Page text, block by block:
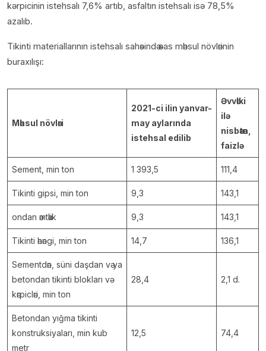
kərpicinin istehsalı 7,6% artıb, asfaltın istehsalı isə 78,5%
azalıb.
Tikinti materiallarının istehsalı sahәsindә әsas mәhsul növlәrinin
buraxılışı:
Mәhsul növlәri
2021-ci ilin yanvar-
may aylarında
istehsal edilib
Әvvәlki
ilə
nisbәtәn,
faizlә
Sement, min ton 1 393,5 111,4
Tikinti gipsi, min ton 9,3 143,1
ondan әmtәәlik 9,3 143,1
Tikinti әhәngi, min ton 14,7 136,1
Sementdәn, süni daşdan vә ya
betondan tikinti blokları vә
kәrpiclәri, min ton
28,4 2,1 d.
Betondan yığma tikinti
konstruksiyaları, min kub
metr
12,5 74,4